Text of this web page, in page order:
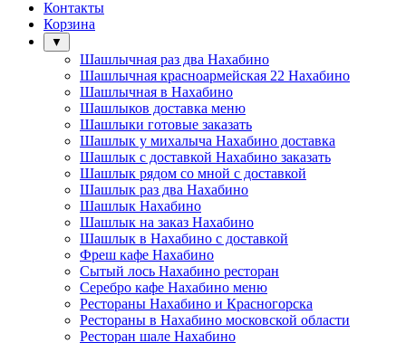
Контакты
Корзина
▼
Шашлычная раз два Нахабино
Шашлычная красноармейская 22 Нахабино
Шашлычная в Нахабино
Шашлыков доставка меню
Шашлыки готовые заказать
Шашлык у михалыча Нахабино доставка
Шашлык с доставкой Нахабино заказать
Шашлык рядом со мной с доставкой
Шашлык раз два Нахабино
Шашлык Нахабино
Шашлык на заказ Нахабино
Шашлык в Нахабино с доставкой
Фреш кафе Нахабино
Сытый лось Нахабино ресторан
Серебро кафе Нахабино меню
Рестораны Нахабино и Красногорска
Рестораны в Нахабино московской области
Ресторан шале Нахабино